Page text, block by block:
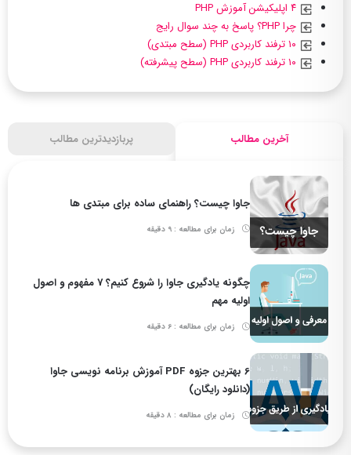
چرا PHP؟ پاسخ به چند سوال رایج
آخرین مطالب پربازدیدترین مطالب
جاوا چیست؟ راهنمای ساده برای مبتدی ها
زمان برای مطالعه : 9 دقیقه
چگونه یادگیری جاوا را شروع کنیم؟ 7 مفهوم و اصول
اولیه مهم
زمان برای مطالعه : 6 دقیقه
6 بهترین جزوه PDF آموزش برنامه نویسی جاوا
(دانلود رایگان)
زمان برای مطالعه : 8 دقیقه